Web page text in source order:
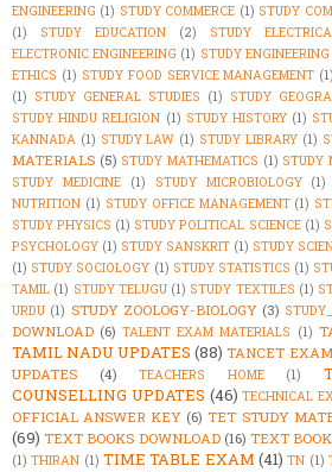
ENGINEERING (1) STUDY COMMERCE (1) STUDY
(1)
STUDY EDUCATION (2) STUDY
ELECTRONIC ENGINEERING (1) STUDY ENGINEERING
ETHICS (1) STUDY FOOD SERVICE MANAGEMENT (1)
(1) STUDY GENERAL STUDIES (1) STUDY
STUDY HINDU RELIGION (1) STUDY HISTORY (1)
KANNADA (1) STUDY LAW (1) STUDY LIBRARY (1)
MATERIALS (5) STUDY MATHEMATICS (1) STUDY
STUDY MEDICINE
(1) STUDY MICROBIOLOGY (1)
NUTRITION (1) STUDY OFFICE MANAGEMENT (1)
STUDY PHYSICS (1) STUDY POLITICAL SCIENCE (1)
PSYCHOLOGY (1) STUDY SANSKRIT (1) STUDY
(1) STUDY SOCIOLOGY (1) STUDY STATISTICS (1)
TAMIL (1) STUDY TELUGU (1) STUDY TEXTILES (1)
URDU (1) STUDY ZOOLOGY-BIOLOGY (3)
DOWNLOAD (6) TALENT EXAM MATERIALS (1)
TAMIL NADU UPDATES (88) TANCET
UPDATES
(4) TEACHERS HOME (1)
COUNSELLING UPDATES (46) TECHNICAL
OFFICIAL ANSWER KEY (6) TET STUDY
(69) TEXT BOOKS DOWNLOAD (16) TEXT
(1) THIRAN (1) TIME TABLE EXAM (41) TN (1)